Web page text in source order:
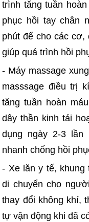
trình tăng tuần
phục hồi tay chân
phút để cho các cơ,
giúp quá trình hồi
- Máy massage
masssage điều trị
tăng tuần hoàn
dây thần kinh tái
dụng ngày 2-3 lần
nhanh chống hồi
- Xe lăn y tế,
di chuyển cho
thay đổi không khí,
tự vận động khi đã